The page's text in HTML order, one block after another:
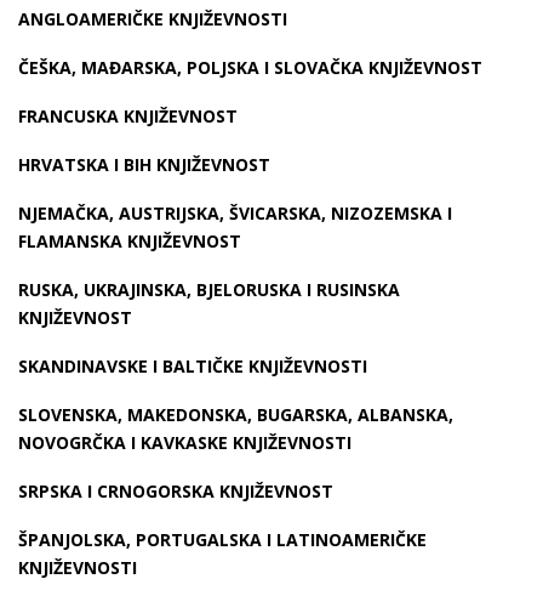
ANGLOAMERIČKE KNJIŽEVNOSTI
ČEŠKA, MAĐARSKA, POLJSKA I SLOVAČKA KNJIŽEVNOST
FRANCUSKA KNJIŽEVNOST
HRVATSKA I BIH KNJIŽEVNOST
NJEMAČKA, AUSTRIJSKA, ŠVICARSKA, NIZOZEMSKA I
FLAMANSKA KNJIŽEVNOST
RUSKA, UKRAJINSKA, BJELORUSKA I RUSINSKA
KNJIŽEVNOST
SKANDINAVSKE I BALTIČKE KNJIŽEVNOSTI
SLOVENSKA, MAKEDONSKA, BUGARSKA, ALBANSKA,
NOVOGRČKA I KAVKASKE KNJIŽEVNOSTI
SRPSKA I CRNOGORSKA KNJIŽEVNOST
ŠPANJOLSKA, PORTUGALSKA I LATINOAMERIČKE
KNJIŽEVNOSTI